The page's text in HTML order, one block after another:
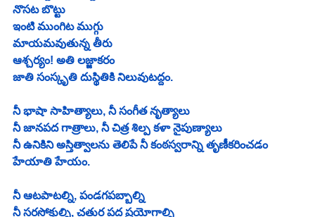
నొసట బొట్టు
ఇంటి ముంగిట ముగ్గు
మాయమవుతున్న తీరు
ఆశ్చర్యం! అతి లజ్జాకరం
జాతి సంస్కృతి దుస్థితికి నిలువుటద్దం.
నీ భాషా సాహిత్యాలు, నీ సంగీత నృత్యాలు
నీ జానపద గాత్రాలు, నీ చిత్ర శిల్ప కళా నైపుణ్యాలు
నీ ఉనికిని అస్తిత్వాలను తెలిపే నీ కంఠస్వరాన్ని తృణీకరించడం
హేయాతి హేయం.
నీ ఆటపాటల్ని, పండగపబ్బాల్ని
నీ సరసోక్తుల్ని, చతుర పద ప్రయోగాల్ని